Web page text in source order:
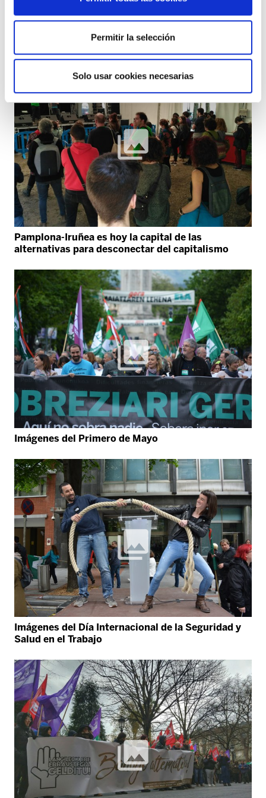
Permitir la selección
Solo usar cookies necesarias
Pamplona-Iruñea es hoy la capital de las
alternativas para desconectar del capitalismo
Imágenes del Primero de Mayo
Imágenes del Día Internacional de la Seguridad y
Salud en el Trabajo